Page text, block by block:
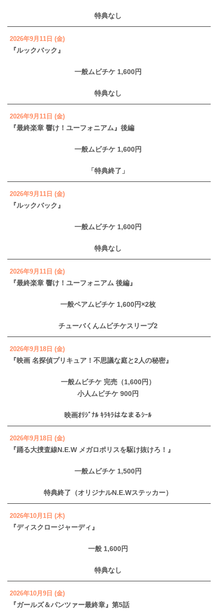
特典なし
2026年9月11日 (金)
『ルックバック』
一般ムビチケ 1,600円
特典なし
2026年9月11日 (金)
『最終楽章 響け！ユーフォニアム』後編
一般ムビチケ 1,600円
「特典終了」
2026年9月11日 (金)
『ルックバック』
一般ムビチケ 1,600円
特典なし
2026年9月11日 (金)
『最終楽章 響け！ユーフォニアム 後編』
一般ペアムビチケ 1,600円×2枚
チューバくんムビチケスリーブ2
2026年9月18日 (金)
『映画 名探偵プリキュア！不思議な庭と2人の秘密』
一般ムビチケ 完売（1,600円）
小人ムビチケ 900円
映画ｵﾘｼﾞﾅﾙ ｷﾗｷﾗはなまるｼｰﾙ
2026年9月18日 (金)
『踊る大捜査線N.E.W メガロポリスを駆け抜けろ！』
一般ムビチケ 1,500円
特典終了（オリジナルN.E.Wステッカー）
2026年10月1日 (木)
『ディスクロージャーディ』
一般 1,600円
特典なし
2026年10月9日 (金)
『ガールズ＆パンツァー最終章』第5話